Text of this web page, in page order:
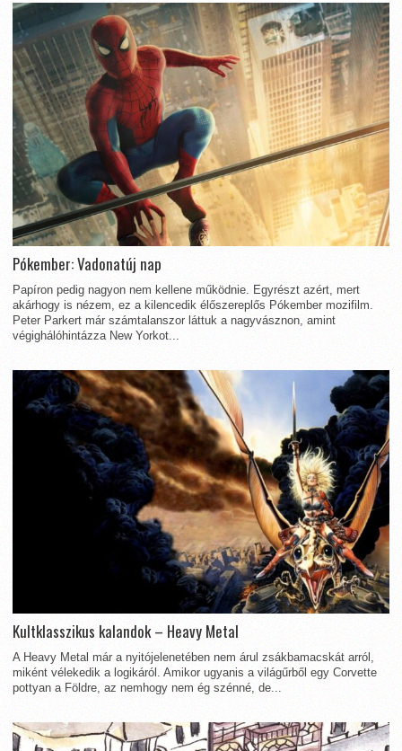
Pókember: Vadonatúj nap
Papíron pedig nagyon nem kellene működnie. Egyrészt azért, mert
akárhogy is nézem, ez a kilencedik élőszereplős Pókember mozifilm.
Peter Parkert már számtalanszor láttuk a nagyvásznon, amint
végighálóhintázza New Yorkot...
Kultklasszikus kalandok – Heavy Metal
A Heavy Metal már a nyitójelenetében nem árul zsákbamacskát arról,
miként vélekedik a logikáról. Amikor ugyanis a világűrből egy Corvette
pottyan a Földre, az nemhogy nem ég szénné, de...